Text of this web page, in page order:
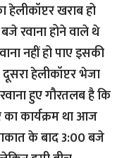
खराब हो
रवाना होने वाले थे
नहीं हो पाए इसकी
हेलीकॉप्टर भेजा
हुए गौरतलब है कि
का कार्यक्रम था आज
के बाद 3:00 बजे